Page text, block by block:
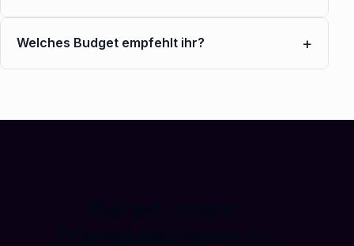
Welches Budget empfehlt ihr? +